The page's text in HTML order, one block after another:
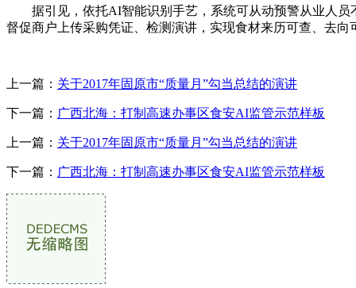
据引见，依托AI智能识别手艺，系统可从动预警从业人员
督促商户上传采购凭证、检测演讲，实现食材来历可查、去向
上一篇： 关于2017年固原市“质量月”勾当总结的演讲
下一篇： 广西北海：打制高速办事区食安AI监管示范样板
上一篇： 关于2017年固原市“质量月”勾当总结的演讲
下一篇： 广西北海：打制高速办事区食安AI监管示范样板